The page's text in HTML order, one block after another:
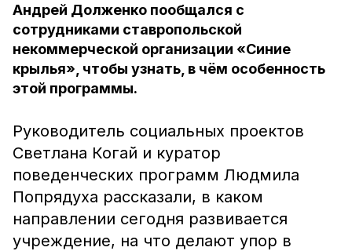
Андрей Долженко пообщался с
сотрудниками ставропольской
некоммерческой организации «Синие
крылья», чтобы узнать, в чём особенность
этой программы.
Руководитель социальных проектов
Светлана Когай и куратор
поведенческих программ Людмила
Попрядуха рассказали, в каком
направлении сегодня развивается
учреждение, на что делают упор в